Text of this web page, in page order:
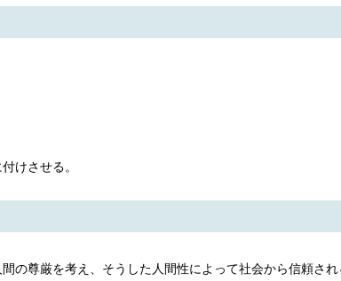
けさせる。
の尊厳を考え、そうした人間性によって社会から信頼さ